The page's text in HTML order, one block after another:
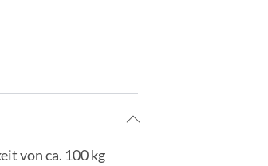
von ca. 100 kg